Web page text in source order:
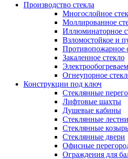
Производство стекла
Многослойное
Моллированное
Иллюминаторное
Взломостойкое и
Противопожарное
Закаленное стекло
Огнеупорное
Конструкции под ключ
Стеклянные
Лифтовые шахты
Душевые кабины
Cтеклянные
Cтеклянные
Cтеклянные двери
Офисные
Ограждения для